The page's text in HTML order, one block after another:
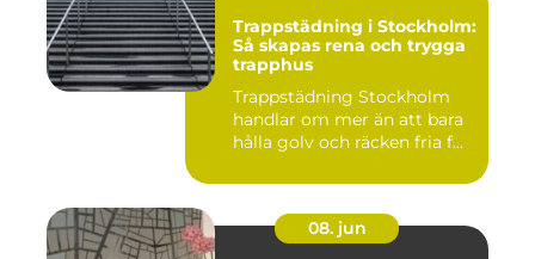
Trappstädning i Stockholm:
Så skapas rena och trygga
trapphus
Trappstädning Stockholm
handlar om mer än att bara
hålla golv och räcken fria f...
08. jun